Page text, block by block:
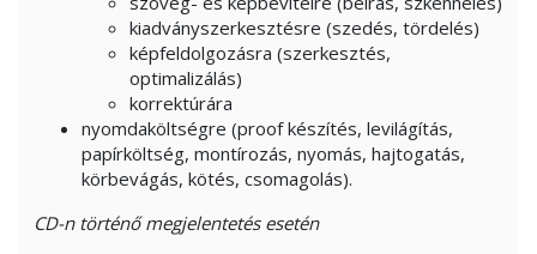
kiadványszerkesztésre (szedés, tördelés)
képfeldolgozásra (szerkesztés,
optimalizálás)
korrektúrára
nyomdaköltségre (proof készítés, levilágítás,
papírköltség, montírozás, nyomás, hajtogatás,
körbevágás, kötés, csomagolás).
CD-n történő megjelentetés esetén